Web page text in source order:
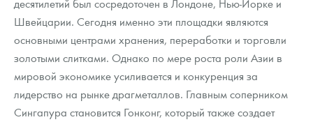
десятилетий был сосредоточен в Лондоне, Нью-Йорке и
Швейцарии. Сегодня именно эти площадки являются
основными центрами хранения, переработки и торговли
золотыми слитками. Однако по мере роста роли Азии в
мировой экономике усиливается и конкуренция за
лидерство на рынке драгметаллов. Главным соперником
Сингапура становится Гонконг, который также создает